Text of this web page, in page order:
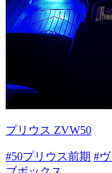
プリウス ZVW50
#50プリウス前期 #